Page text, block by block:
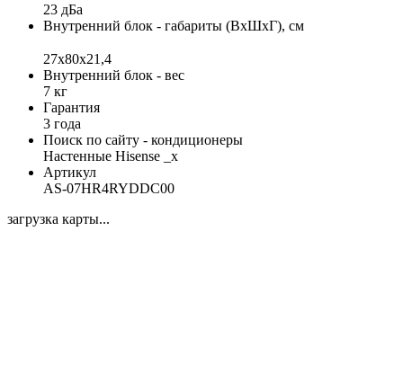
23 дБа
Внутренний блок - габариты (ВхШхГ), см
27x80x21,4
Внутренний блок - вес
7 кг
Гарантия
3 года
Поиск по сайту - кондиционеры
Настенные Hisense _x
Артикул
AS-07HR4RYDDC00
загрузка карты...